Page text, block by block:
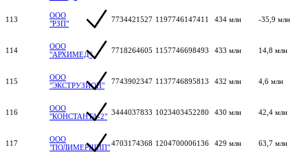
113
ООО
"РЗП"
7734421527 1197746147411 434 млн -35,9 млн
114
ООО
"АРХИМЕД"
7718264605 1157746698493 433 млн 14,8 млн
115
ООО
"ЭКСТРУЗИОН"
7743902347 1137746895813 432 млн 4,6 млн
116
ООО
"КОНСТАНТА-2" 3444037833 1023403452280 430 млн 42,4 млн
117
ООО
"ПОЛИМЕРШИП"4703174368 1204700006136 429 млн 63,7 млн